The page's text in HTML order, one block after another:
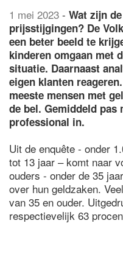
1 mei 2023 - Wat zijn
prijsstijgingen? De
een beter beeld te
kinderen omgaan met
situatie. Daarnaast
eigen klanten
meeste mensen met
de bel. Gemiddeld pas
professional in.
Uit de enquête - onder
tot 13 jaar – komt naar
ouders - onder de 35
over hun geldzaken.
van 35 en ouder.
respectievelijk 63